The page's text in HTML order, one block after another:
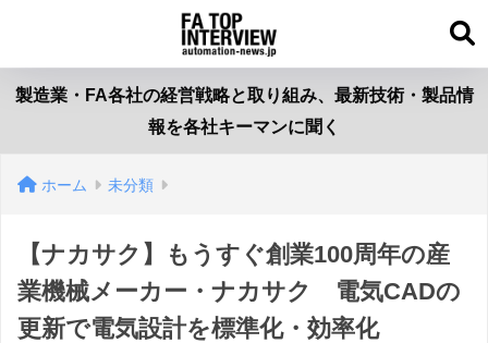
製造業・FA各社の経営戦略と取り組み、最新技術・製品情
報を各社キーマンに聞く
ホーム 未分類
【ナカサク】もうすぐ創業100周年の産
業機械メーカー・ナカサク 電気CADの
更新で電気設計を標準化・効率化